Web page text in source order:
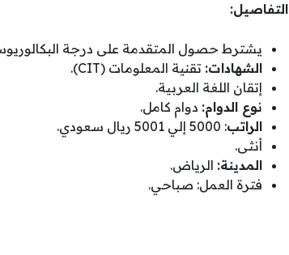
التفاصيل:
يشترط حصول المتقدمة على درجة
الشهادات: تقنية المعلومات (CIT).
إتقان اللغة العربية.
نوع الدوام: دوام كامل.
الراتب: 5000 إلي 5001 ريال سعودي.
أنثى.
المدينة: الرياض.
فترة العمل: صباحي.